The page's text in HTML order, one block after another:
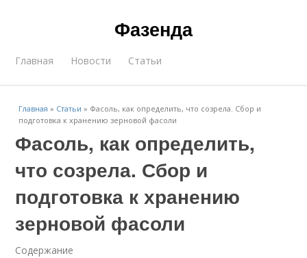
Фазенда
Главная Новости Статьи
Главная » Статьи » Фасоль, как определить, что созрела. Сбор и
подготовка к хранению зерновой фасоли
Фасоль, как определить,
что созрела. Сбор и
подготовка к хранению
зерновой фасоли
Содержание